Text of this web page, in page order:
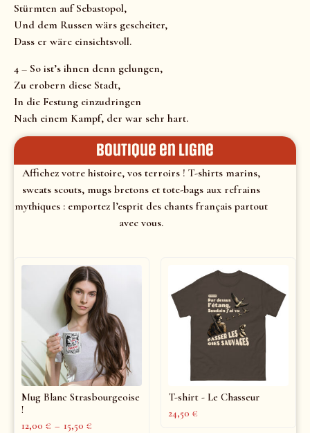
Stürmten auf Sebastopol,
Und dem Russen wärs gescheiter,
Dass er wäre einsichtsvoll.
4 – So ist’s ihnen denn gelungen,
Zu erobern diese Stadt,
In die Festung einzudringen
Nach einem Kampf, der war sehr hart.
Boutique en ligne
Affichez votre histoire, vos terroirs ! T-shirts marins,
sweats scouts, mugs bretons et tote-bags aux refrains
mythiques : emportez l’esprit des chants français partout
avec vous.
Mug Blanc Strasbourgeoise
!
12,00 € – 15,50 €
T-shirt - Le Chasseur
24,50 €